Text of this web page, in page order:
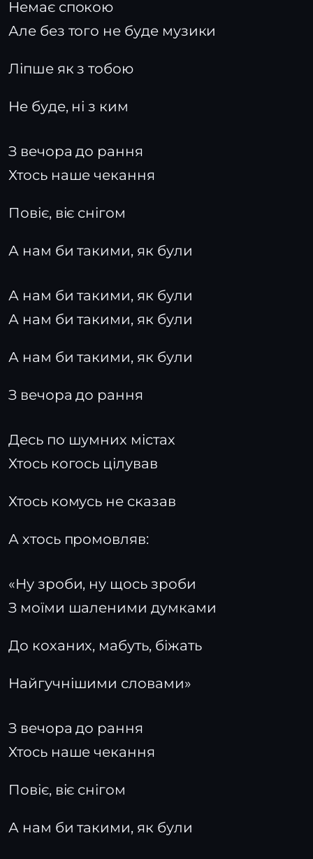
Немає спокою
Але без того не буде музики
Ліпше як з тобою
Не буде, ні з ким
З вечора до рання
Хтось наше чекання
Повіє, віє снігом
А нам би такими, як були
А нам би такими, як були
А нам би такими, як були
А нам би такими, як були
З вечора до рання
Десь по шумних містах
Хтось когось цілував
Хтось комусь не сказав
А хтось промовляв:
«Ну зроби, ну щось зроби
З моїми шаленими думками
До коханих, мабуть, біжать
Найгучнішими словами»
З вечора до рання
Хтось наше чекання
Повіє, віє снігом
А нам би такими, як були